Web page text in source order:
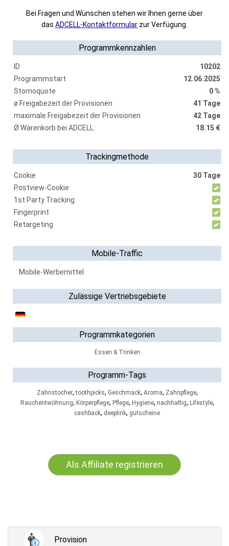
Bei Fragen und Wünschen stehen wir Ihnen gerne über
das ADCELL-Kontaktformular zur Verfügung.
Programmkennzahlen
ID
10202
Programmstart
12.06.2025
Stornoquote
0 %
ø Freigabezeit der Provisionen
41 Tage
maximale Freigabezeit der Provisionen
42 Tage
Ø Warenkorb bei ADCELL:
18.15 €
Trackingmethode
Cookie
30 Tage
Postview-Cookie
1st Party Tracking
Fingerprint
Retargeting
Mobile-Traffic
Mobile-Werbemittel
Zulässige Vertriebsgebiete
Programmkategorien
Essen & Trinken
Programm-Tags
Zahnstocher,toothpicks, Geschmack, Aroma, Zahnpflege,
Rauchentwöhnung, Körperpflege, Pflege, Hygiene, nachhaltig, Lifestyle,
cashback, deeplink, gutscheine
Als Affiliate registrieren
Provision